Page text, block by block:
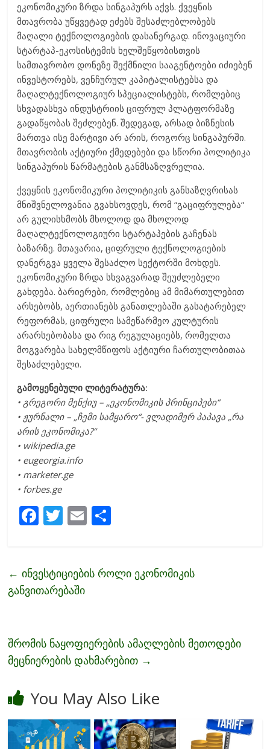
ეკონომიკური ზრდა სინგაპურს აქვს. ქვეყნის
მთავრობა უწყვეტად ეძებს შესაძლებლობებს
მაღალი ტექნოლოგიების დასანერგად. ინოვაციური
სტარტაპ-ეკოსისტემის ხელშეწყობისთვის
სამთავრობო დონეზე შექმნილი სააგენტოები იძიებენ
ინვესტორებს, ვენჩურულ კაპიტალისტებსა და
მაღალტექნოლოგიურ სპეციალისტებს, რომლებიც
სხვადასხვა ინდუსტრიის ციფრულ პლატფორმაზე
გადაწყობას შეძლებენ. შედეგად, არსად ბიზნესის
მართვა ისე მარტივი არ არის, როგორც სინგაპურში.
მთავრობის აქტიური ქმედებები და სწორი პოლიტიკა
სინგაპურის წარმატების განმსაზღვრელია.
ქვეყნის ეკონომიკური პოლიტიკის განსაზღვრისას
მნიშვნელოვანია გვახსოვდეს, რომ “გაციფრულება“
არ გულისხმობს მხოლოდ და მხოლოდ
მაღალტექნოლოგიური სტარტაპების გაჩენას
ბაზარზე. მთავარია, ციფრული ტექნოლოგიების
დანერგვა ყველა შესაძლო სექტორში მოხდეს.
ეკონომიკური ზრდა სხვაგვარად შეუძლებელი
გახდება. ბარიერები, რომლებიც ამ მიმართულებით
არსებობს, აერთიანებს განათლებაში გასატარებელ
რეფორმას, ციფრული სამეწარმეო კულტურის
არარსებობასა და რიგ რეგულაციებს, რომელთა
მოგვარება სახელმწიფოს აქტიური ჩართულობითაა
შესაძლებელი.
გამოყენებული ლიტერატურა:
• გრეგორი მენქიუ – „ეკონომიკის პრინციპები“
• ჟურნალი – „ჩემი სამყარო“- ვლადიმერ პაპავა „რა
არის ეკონომიკა?“
• wikipedia.ge
• eugeorgia.info
• marketer.ge
• forbes.ge
F
b
o
k
T
er
E
l e
← ინვესტიციების როლი ეკონომიკის
განვითარებაში
შრომის ნაყოფიერების ამაღლების მეთოდები
მეცნიერების დახმარებით →
You May Also Like